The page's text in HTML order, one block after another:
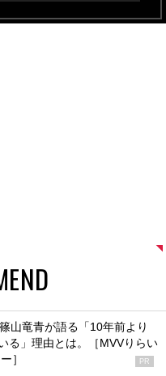
山竜青が語る「10年前より
る」理由とは。［MVVりらい
］
PR